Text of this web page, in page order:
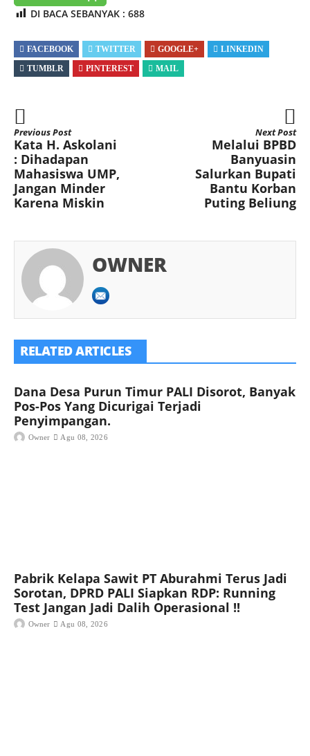
DI BACA SEBANYAK : 688
FACEBOOK TWITTER GOOGLE+
LINKEDIN
TUMBLR
PINTEREST MAIL
Previous Post
Kata H. Askolani
: Dihadapan
Mahasiswa UMP,
Jangan Minder
Karena Miskin
Next Post
Melalui BPBD
Banyuasin
Salurkan Bupati
Bantu Korban
Puting Beliung
OWNER
RELATED ARTICLES
Dana Desa Purun Timur PALI Disorot, Banyak
Pos-Pos Yang Dicurigai Terjadi
Penyimpangan.
Owner Agu 08, 2026
Pabrik Kelapa Sawit PT Aburahmi Terus Jadi
Sorotan, DPRD PALI Siapkan RDP: Running
Test Jangan Jadi Dalih Operasional !!
Owner Agu 08, 2026